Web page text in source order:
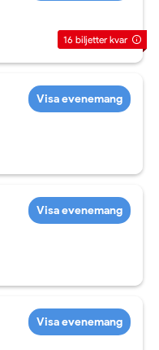
16 biljetter kvar
Visa evenemang
Visa evenemang
Visa evenemang